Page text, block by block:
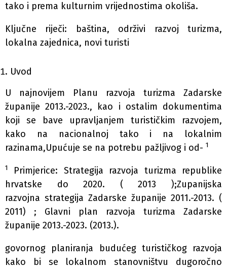
tako i prema kulturnim vrijednostima okoliša.
Ključne riječi: baština, održivi razvoj turizma,
lokalna zajednica, novi turisti
Uvod
U najnovijem Planu razvoja turizma Zadarske
županije 2013.-2023., kao i ostalim dokumentima
koji se bave upravljanjem turističkim razvojem,
kako na nacionalnoj tako i na lokalnim
razinama,Upućuje se na potrebu pažljivog i od- 1
1
Primjerice: Strategija razvoja turizma republike
hrvatske do 2020. ( 2013 );Zupanijska
razvojna strategija Zadarske županije 2011.-2013. (
2011) ; Glavni plan razvoja turizma Zadarske
županije 2013.-2023. (2013.).
govornog planiranja budućeg turističkog razvoja
kako bi se lokalnom stanovništvu dugoročno